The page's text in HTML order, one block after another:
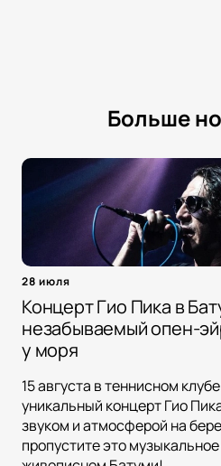
Больше
28 июля
Концерт Гио Пика в
незабываемый опен-
у моря
15 августа в теннисном
уникальный концерт Гио
звуком и атмосферой на
пропустите это